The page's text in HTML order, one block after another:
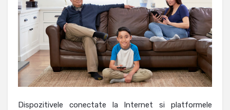
Dispozitivele conectate la Internet si platformele